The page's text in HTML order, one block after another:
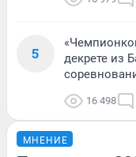
5
декрете из
16 498
МНЕНИЕ